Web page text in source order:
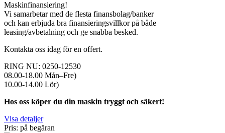
Maskinfinansiering!
Vi samarbetar med de flesta finansbolag/banker
och kan erbjuda bra finansieringsvillkor på både
leasing/avbetalning och ge snabba besked.
Kontakta oss idag för en offert.
RING NU: 0250-12530
08.00-18.00 Mån–Fre)
10.00-14.00 Lör)
Hos oss köper du din maskin tryggt och säkert!
Visa detaljer
Pris: på begäran